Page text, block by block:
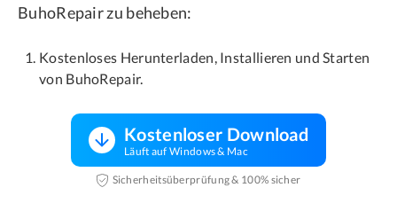
BuhoRepair zu beheben:
Kostenloses Herunterladen, Installieren und Starten
von BuhoRepair.
Kostenloser Download
Läuft auf Windows & Mac
Sicherheitsüberprüfung & 100% sicher